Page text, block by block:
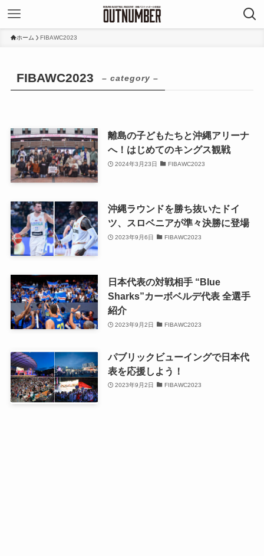
ホーム FIBAWC2023
FIBAWC2023 – category –
離島の子どもたちと沖縄アリーナ
へ！はじめてのキングス観戦
2024年3月23日 FIBAWC2023
沖縄ラウンドを勝ち抜いたドイ
ツ、スロベニアが準々決勝に登場
2023年9月6日 FIBAWC2023
日本代表の対戦相手 “Blue
Sharks”カーボベルデ代表 全選手
紹介
2023年9月2日 FIBAWC2023
パブリックビューイングで日本代
表を応援しよう！
2023年9月2日 FIBAWC2023